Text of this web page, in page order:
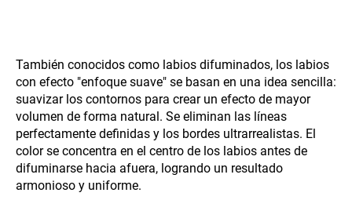
También conocidos como labios difuminados, los labios
con efecto "enfoque suave" se basan en una idea sencilla:
suavizar los contornos para crear un efecto de mayor
volumen de forma natural. Se eliminan las líneas
perfectamente definidas y los bordes ultrarrealistas. El
color se concentra en el centro de los labios antes de
difuminarse hacia afuera, logrando un resultado
armonioso y uniforme.